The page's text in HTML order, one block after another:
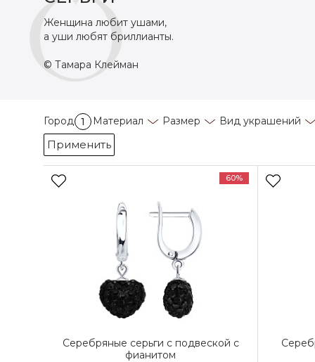
Женщина любит ушами,
а уши любят бриллианты.
© Тамара Клейман
Город 1 Материал Размер Вид украшений
Применить
60%
Серебряные серьги с подвеской с
фианитом